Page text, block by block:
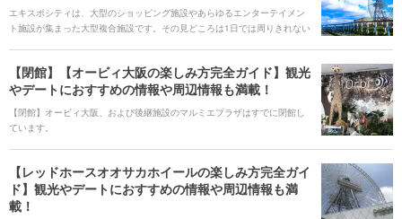
エキスポシティは、大型のショッピング施設やあらゆるエンターテイメン
ト施設が集まった大型複合施設です。その見どころは1日では周りきれない
[keyword_link:REDEE（レディ
ー）|https://haveagood.holiday/articles/1421] [keyword_link:VS PARK
エキスポシティ|https://haveagood.holiday/articles/1274] [keyword_link:フ
ードコート|https://haveagood.holiday/articles/1275] [keyword_link:ニフレ
ル |https://haveagood.holiday/articles/22] [keyword_link:エキスポシティ
タピオカ|https://haveagood.holiday/articles/1328] [keyword_link:エキスポ
シティ グルメ|https://haveagood.holiday/articles/1319] [keyword_link:エ
キスポシティ 駐車場|https://haveagood.holiday/articles/1347]
[keyword_link:エキスポシティ アクセ
【閉館】【オービィ大阪の楽しみ方完全ガイド】観光
やデートにおすすめの情報や周辺情報も満載！
【閉館】オービィ大阪、および後継施設のマルミエプラザはすでに閉館し
ています。
【レッドホースオオサカホイールの楽しみ方完全ガイ
ド】観光やデートにおすすめの情報や周辺情報も満
載！